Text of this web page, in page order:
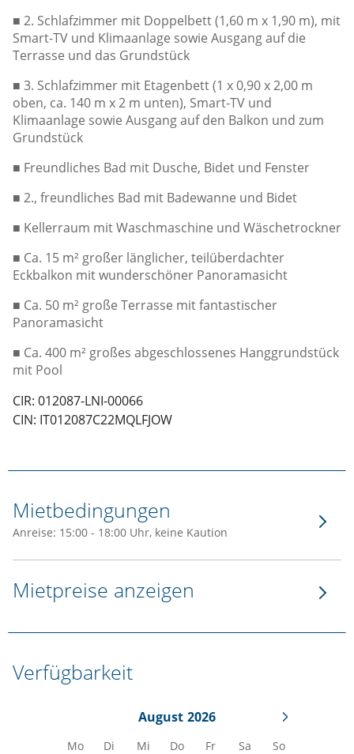
■ 2. Schlafzimmer mit Doppelbett (1,60 m x 1,90 m), mit
Smart-TV und Klimaanlage sowie Ausgang auf die
Terrasse und das Grundstück
■ 3. Schlafzimmer mit Etagenbett (1 x 0,90 x 2,00 m
oben, ca. 140 m x 2 m unten), Smart-TV und
Klimaanlage sowie Ausgang auf den Balkon und zum
Grundstück
■ Freundliches Bad mit Dusche, Bidet und Fenster
■ 2., freundliches Bad mit Badewanne und Bidet
■ Kellerraum mit Waschmaschine und Wäschetrockner
■ Ca. 15 m² großer länglicher, teilüberdachter
Eckbalkon mit wunderschöner Panoramasicht
■ Ca. 50 m² große Terrasse mit fantastischer
Panoramasicht
■ Ca. 400 m² großes abgeschlossenes Hanggrundstück
mit Pool
CIR: 012087-LNI-00066
CIN: IT012087C22MQLFJOW
Mietbedingungen
Anreise: 15:00 - 18:00 Uhr, keine Kaution
Mietpreise anzeigen
Verfügbarkeit
August 2026
Mo Di Mi Do Fr Sa So